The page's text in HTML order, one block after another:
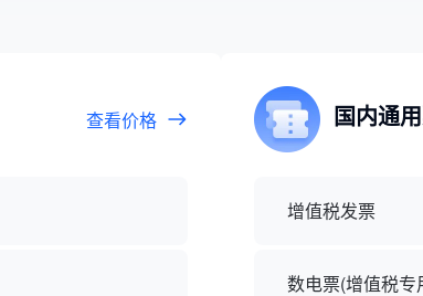
查看价格 国内通
增值税发票
数电票(增值税专